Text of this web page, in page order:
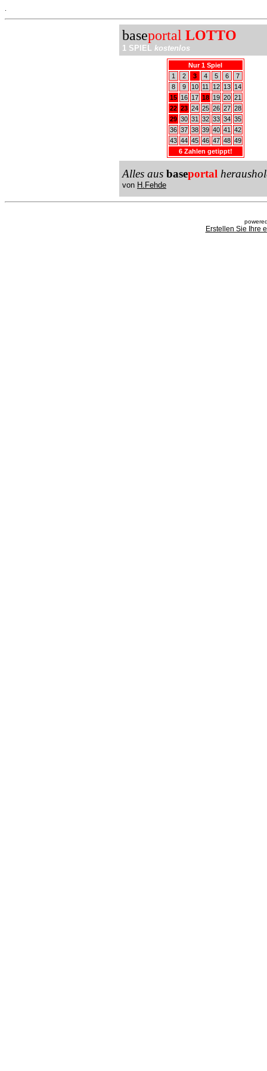
baseportal LOTTO
1 SPIEL kostenlos
Nur 1 Spiel
1
2 3 4 5 6
7
8
9 10 11 12 13
14
15
16 17 18 19 20 21
22 23 24 25 26 27 28
29 30 31 32 33 34 35
36 37 38 39 40 41
42
43 44 45 46 47 48 49
6 Zahlen getippt!
Alles aus baseportal
von H.Fehde
Erstellen Sie Ihre